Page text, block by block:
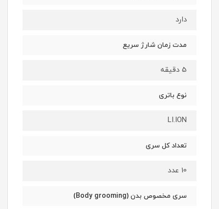
دارد
مدت زمان شارژ سریع
5 دقیقه
نوع باتری
LI.ION
تعداد کل سری
10 عدد
سری مخصوص بدن (Body grooming)